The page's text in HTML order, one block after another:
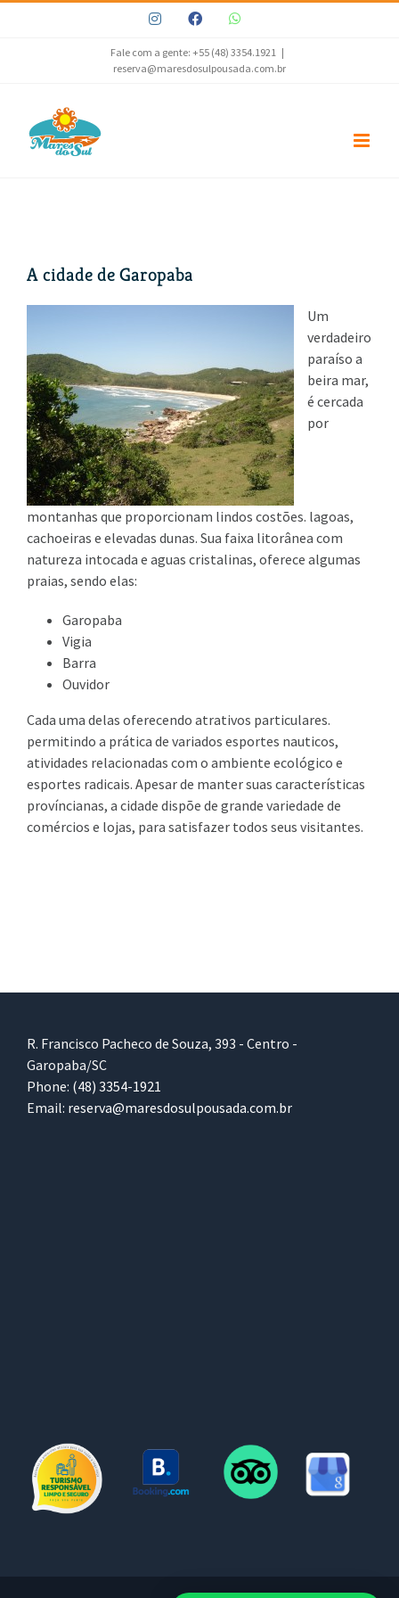
InstagramFacebook
Fale com a gente: +55 (48) 3354.1921 |
reserva@maresdosulpousada.com.br
A cidade de Garopaba
Um
verdadeiro
paraíso a
beira mar,
é cercada
por
montanhas que proporcionam lindos costões. lagoas,
cachoeiras e elevadas dunas. Sua faixa litorânea com
natureza intocada e aguas cristalinas, oferece algumas
praias, sendo elas:
Garopaba
Vigia
Barra
Ouvidor
Cada uma delas oferecendo atrativos particulares.
permitindo a prática de variados esportes nauticos,
atividades relacionadas com o ambiente ecológico e
esportes radicais. Apesar de manter suas características
províncianas, a cidade dispõe de grande variedade de
comércios e lojas, para satisfazer todos seus visitantes.
R. Francisco Pacheco de Souza, 393 - Centro -
Garopaba/SC
Phone: (48) 3354-1921
Email: reserva@maresdosulpousada.com.br